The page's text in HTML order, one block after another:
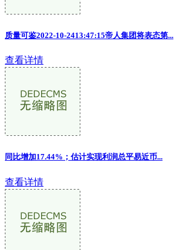
质量可鉴2022-10-2413:47:15帝人集团将表态第...
查看详情
同比增加17.44%；估计实现利润总平易近币...
查看详情